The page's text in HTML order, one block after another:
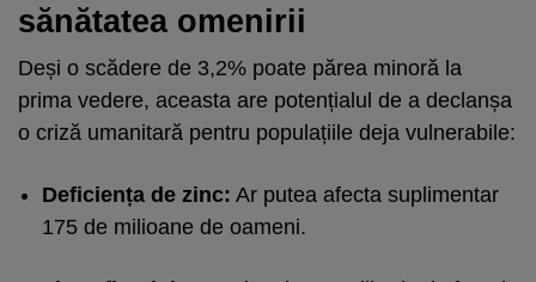
sănătatea omenirii
Deși o scădere de 3,2% poate părea minoră la
prima vedere, aceasta are potențialul de a declanșa
o criză umanitară pentru populațiile deja vulnerabile:
Deficiența de zinc: Ar putea afecta suplimentar
175 de milioane de oameni.